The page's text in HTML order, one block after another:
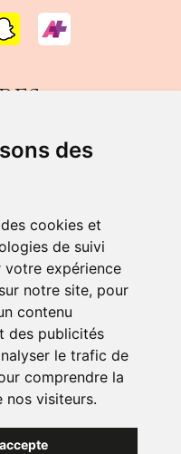
des
cookies et
de suivi
votre expérience
notre site, pour
contenu
des publicités
le trafic de
comprendre la
nos visiteurs.
14h à 18h
- APB 521704 - N°
700-592